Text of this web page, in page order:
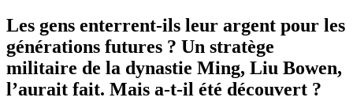
Les gens enterrent-ils leur argent pour les
générations futures ? Un stratège
militaire de la dynastie Ming, Liu Bowen,
l’aurait fait. Mais a-t-il été découvert ?